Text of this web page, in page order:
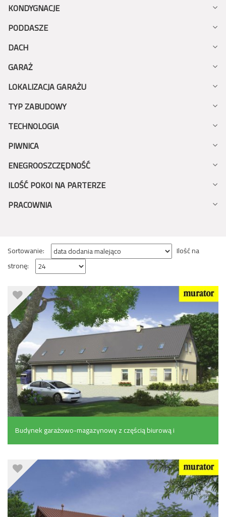
KONDYGNACJE
PODDASZE
DACH
GARAŻ
LOKALIZACJA GARAŻU
TYP ZABUDOWY
TECHNOLOGIA
PIWNICA
ENEGROOSZCZĘDNOŚĆ
ILOŚĆ POKOI NA PARTERZE
PRACOWNIA
Sortowanie:
Ilość na
stronę:
Budynek garażowo-magazynowy z częścią biurową i
poddaszem gospodarczym (397.3 m²)